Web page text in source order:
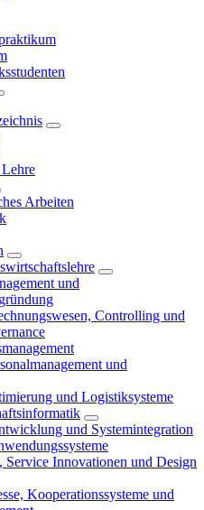
Arbeiten
und
Controlling und
und
und Logistiksysteme
und Systemintegration
Innovationen und Design
Kooperationssysteme und